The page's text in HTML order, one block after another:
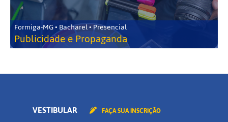
Formiga-MG • Bacharel • Presencial
Publicidade e Propaganda
VESTIBULAR FAÇA SUA INSCRIÇÃO